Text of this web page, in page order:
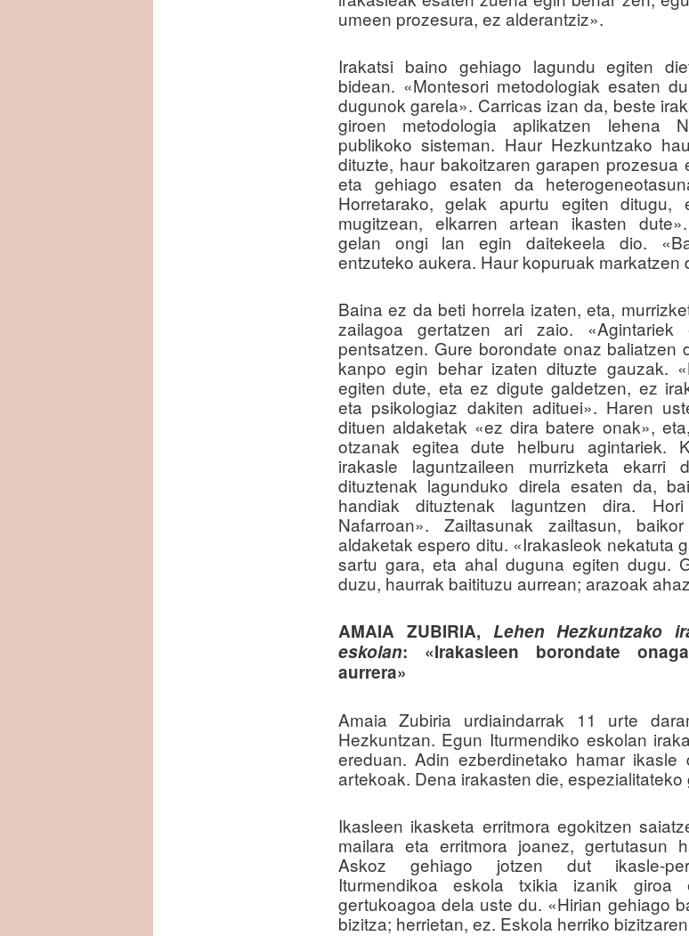
umeen prozesura, ez alderantziz».
Irakatsi baino gehiago lagundu egiten
bidean. «Montesori metodologiak esaten
dugunok garela». Carricas izan da, beste
giroen metodologia aplikatzen lehena
publikoko sisteman. Haur Hezkuntzako
dituzte, haur bakoitzaren garapen prozesua
eta gehiago esaten da
Horretarako, gelak apurtu egiten ditugu,
mugitzean, elkarren artean ikasten
gelan ongi lan egin daitekeela dio.
entzuteko aukera. Haur kopuruak markatzen
Baina ez da beti horrela izaten, eta,
zailagoa gertatzen ari zaio. «Agintariek
pentsatzen. Gure borondate onaz baliatzen
kanpo egin behar izaten dituzte gauzak.
egiten dute, eta ez digute galdetzen, ez
eta psikologiaz dakiten adituei». Haren
dituen aldaketak «ez dira batere onak»,
otzanak egitea dute helburu agintariek.
irakasle laguntzaileen murrizketa ekarri
dituztenak lagunduko direla esaten da,
handiak dituztenak laguntzen dira.
Nafarroan». Zailtasunak zailtasun,
aldaketak espero ditu. «Irakasleok nekatuta
sartu gara, eta ahal duguna egiten dugu.
duzu, haurrak baitituzu aurrean; arazoak
AMAIA ZUBIRIA, Lehen Hezkuntzako
eskolan: «Irakasleen borondate
aurrera»
Amaia Zubiria urdiaindarrak 11 urte
Hezkuntzan. Egun Iturmendiko eskolan
ereduan. Adin ezberdinetako hamar
artekoak. Dena irakasten die, espezialitateko
Ikasleen ikasketa erritmora egokitzen
mailara eta erritmora joanez, gertutasun
Askoz gehiago jotzen dut ikasle-
Iturmendikoa eskola txikia izanik giroa
gertukoagoa dela uste du. «Hirian gehiago
bizitza; herrietan, ez. Eskola herriko